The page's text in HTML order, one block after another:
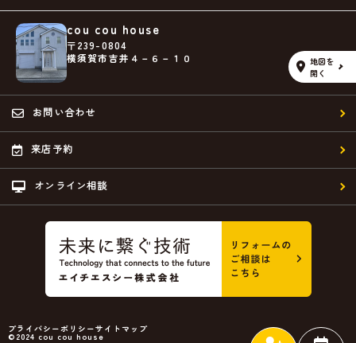
cou cou house
〒239-0804
横須賀市吉井４－６－１０
地図を
開く
お問い合わせ
来店予約
オンライン相談
プライバシーポリシーサイトマップ
©2024 cou cou house